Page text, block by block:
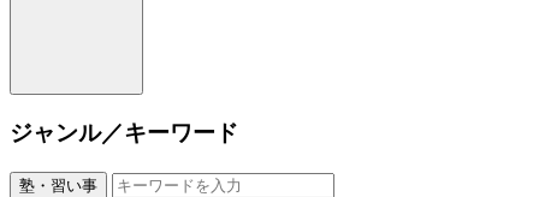
ジャンル／キーワード
塾・習い事